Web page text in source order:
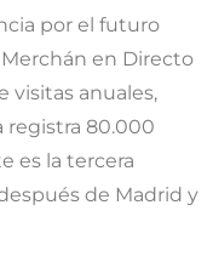
por el futuro
en Directo
visitas anuales,
registra 80.000
es la tercera
de Madrid y